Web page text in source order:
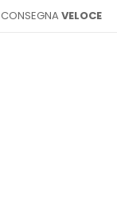
CONSEGNA VELOCE